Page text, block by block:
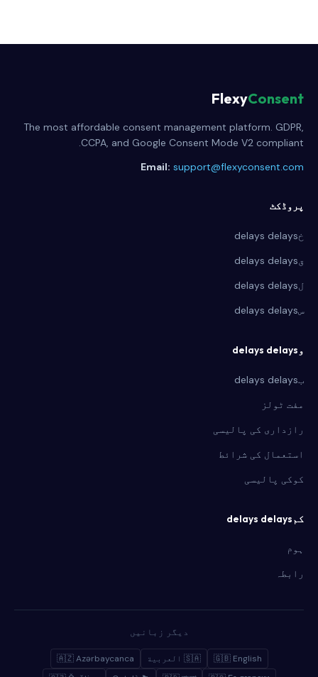
FlexyConsent
The most affordable consent management platform. GDPR,
CCPA, and Google Consent Mode V2 compliant.
Email: support@flexyconsent.com
پروڈکٹ
خdelays delays
قdelays delays
لdelays delays
سdelays delays
وdelays delays
بdelays delays
مفت ٹولز
رازداری کی پالیسی
استعمال کی شرائط
کوکی پالیسی
کمdelays delays
ہوم
رابطہ
دیگر زبانیں
🇬🇧 English 🇸🇦 العربية
🇦🇿 Azərbaycanca